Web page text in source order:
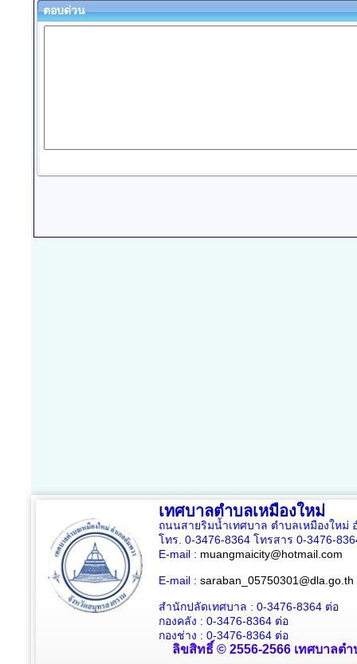
ตอบด่วน
เทศบาลตำบลเหมืองใหม่
ถนนสายริมน้ำเทศบาล ตำบลเหมืองใหม่
โทร. 0-3476-8364 โทรสาร 0-3476-
E-mail : muangmaicity@hotmail.com
E-mail : saraban_05750301@dla.go.th
สำนักปลัดเทศบาล : 0-3476-8364 ต่อ
กองคลัง : 0-3476-8364 ต่อ
กองช่าง : 0-3476-8364 ต่อ
ลิขสิทธิ์ © 2556-2566 เทศบาลต